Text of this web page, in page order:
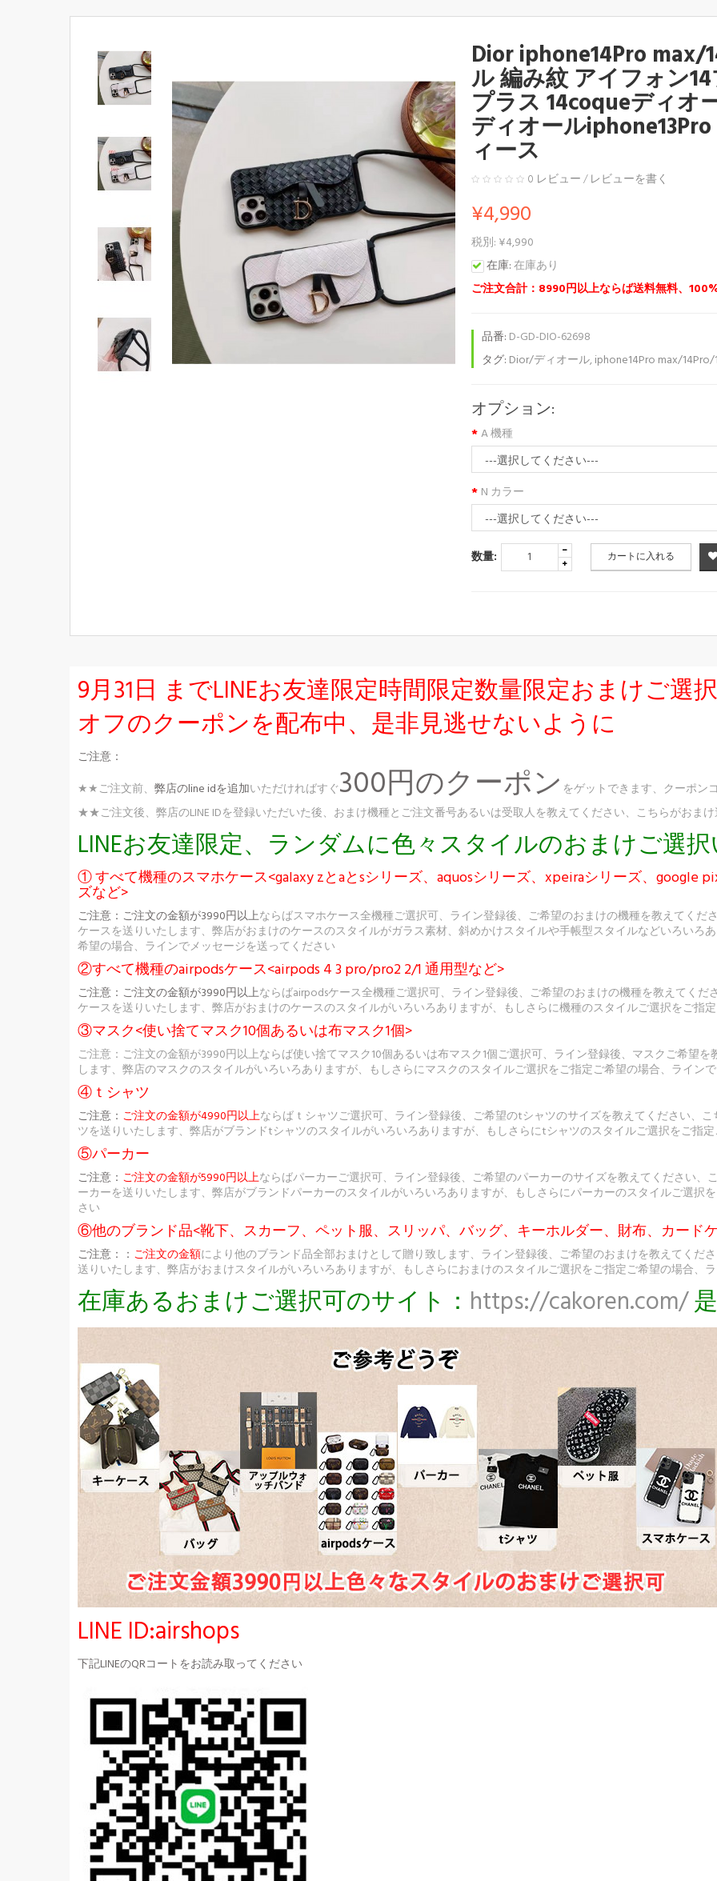
Dior iphone14Pro max/
ル 編み紋 アイフォン
プラス 14coqueディオ
ディオール
ィース
0 レビュー/レビューを書く
¥4,990
税別: ¥4,990
在庫:在庫あり
ご注文合計：8990円以上ならば送料無料、
品番: D-GD-DIO-62698
タグ: Dior/ディオール,iphone14Pro max/
オプション:
A 機種
N カラー
数量: カートに入れる
9月31日 までLINEお友達限定時間限定数量限定おまけご選
オフのクーポンを配布中、是非見逃せないように
ご注意：
★★ご注文前、 弊店のline idを追加いただければすぐ300円のクーポン をゲットできます、クーポン
★★ご注文後、弊店のLINE IDを登録いただいた後、おまけ機種とご注文番号あるいは受取人を教えてください、こちらがおま
LINEお友達限定、ランダムに色々スタイルのおまけご選
① すべて機種のスマホケース<galaxy zとaとsシリーズ、aquosシリーズ、xpeiraシリーズ、google
ズなど>
ご注意： ご注文の金額が3990円以上ならばスマホケース全機種ご選択可、ライン登録後、ご希望のおまけの機種を教えてく
ケースを送りいたします、弊店がおまけのケースのスタイルがガラス素材、斜めかけスタイルや手帳型スタイルなどいろいろ
希望の場合、ラインでメッセージを送ってください
②すべて機種のairpodsケース<airpods 4 3 pro/pro2 2/1 通用型など>
ご注意： ご注文の金額が3990円以上ならばairpodsケース全機種ご選択可、ライン登録後、ご希望のおまけの機種を教えてく
ケースを送りいたします、弊店がおまけのケースのスタイルがいろいろありますが、もしさらに機種のスタイルご選択をご指
③マスク<使い捨てマスク10個あるいは布マスク1個>
ご注意：ご注文の金額が3990円以上ならば使い捨てマスク10個あるいは布マスク1個ご選択可、ライン登録後、マスクご希望
します、弊店のマスクのスタイルがいろいろありますが、もしさらにマスクのスタイルご選択をご指定ご希望の場合、ライン
④ｔシャツ
ご注意： ご注文の金額が4990円以上ならばｔシャツご選択可、ライン登録後、ご希望のtシャツのサイズを教えてください、
ツを送りいたします、弊店がブランドtシャツのスタイルがいろいろありますが、もしさらにtシャツのスタイルご選択をご指
⑤パーカー
ご注意： ご注文の金額が5990円以上ならばパーカーご選択可、ライン登録後、ご希望のパーカーのサイズを教えてください
ーカーを送りいたします、弊店がブランドパーカーのスタイルがいろいろありますが、もしさらにパーカーのスタイルご選択
さい
⑥他のブランド品<靴下、スカーフ、ペット服、スリッパ、バッグ、キーホルダー、財布、カード
ご注意：： ご注文の金額により他のブランド品全部おまけとして贈り致します、ライン登録後、ご希望のおまけを教えてくだ
送りいたします、弊店がおまけスタイルがいろいろありますが、もしさらにおまけのスタイルご選択をご指定ご希望の場合、
在庫あるおまけご選択可のサイト： https://cakoren.com/
LINE ID:airshops
下記LINEのQRコートをお読み取ってください